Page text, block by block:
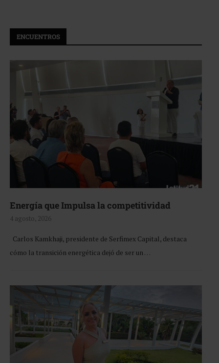
ENCUENTROS
Energía que Impulsa la competitividad
4 agosto, 2026
Carlos Kamkhaji, presidente de Serfimex Capital, destaca
cómo la transición energética dejó de ser un …